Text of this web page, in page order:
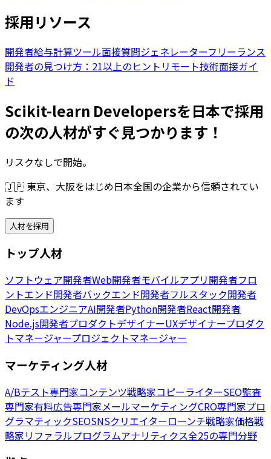
採用リソース
開発者給与計算ツール面接質問ジェネレーターフリーランス
開発者の見つけ方：21以上のヒント リモート技術面接ガイ
ド
Scikit-learn Developersを日本で採用
の次の人材がすぐ見つかります！
リスクなしで開始。
🇯🇵 東京、大阪をはじめ日本全国の企業から信頼されてい
ます
人材を採用
トップ人材
ソフトウェア開発者Web開発者モバイルアプリ開発者フロ
ントエンド開発者バックエンド開発者フルスタック開発者
DevOpsエンジニアAI開発者Python開発者React開発者
Node.js開発者プロダクトデザイナーUXデザイナープロダク
トマネージャープロジェクトマネージャー
マーケティング人材
A/Bテスト専門家コンテンツ戦略家コピーライターSEO監査
専門家有料広告専門家メールマーケティングCRO専門家プロ
グラマティックSEOSNSクリエイターローンチ戦略家価格戦
略家リファラルプログラムアナリティクス全25の専門分野